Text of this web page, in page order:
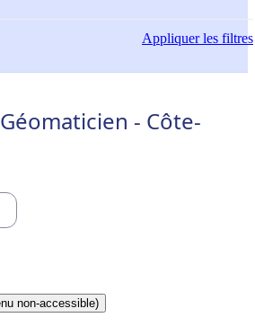
Appliquerles filtres
- Côte-
non-accessible)